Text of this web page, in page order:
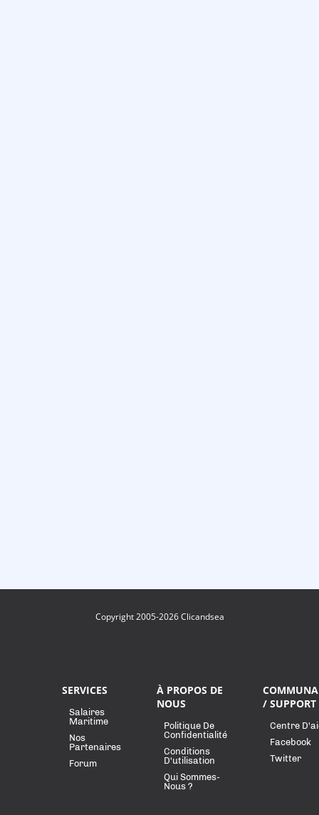
Copyright 2005-2026 Clicandsea
SERVICES
Salaires
Maritime
Nos
Partenaires
Forum
À PROPOS DE
NOUS
Politique De
Confidentialité
Conditions
D'utilisation
Qui Sommes-
Nous ?
/ SUPPORT
Centre
Facebook
Twitter